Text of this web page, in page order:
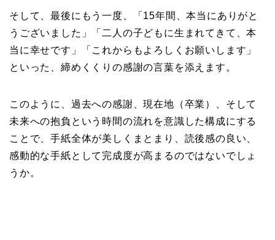
そして、最後にもう一度、「15年間、本当にありがと
うございました」「二人の子どもに生まれてきて、本
当に幸せです」「これからもよろしくお願いします」
といった、締めくくりの感謝の言葉を添えます。
このように、過去への感謝、現在地（卒業）、そして
未来への抱負という時間の流れを意識した構成にする
ことで、手紙全体が美しくまとまり、読後感の良い、
感動的な手紙として完成度が高まるのではないでしょ
うか。